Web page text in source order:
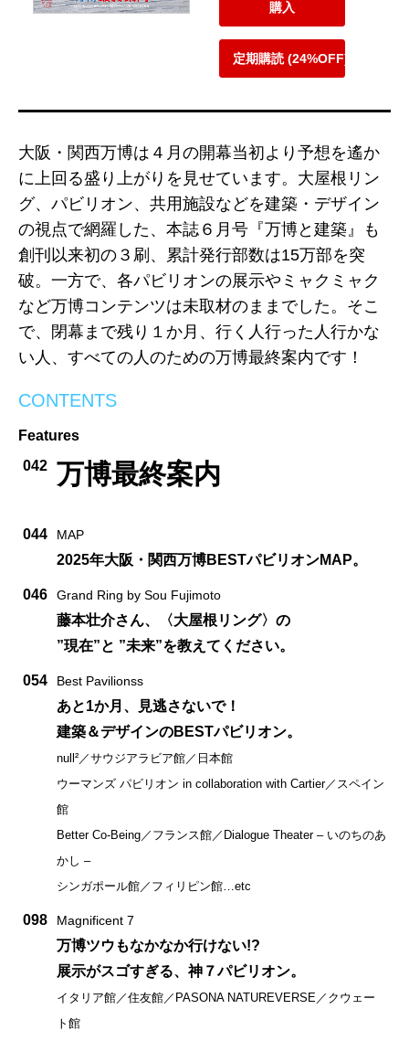
購入
定期購読 (24%OFF)
大阪・関西万博は４月の開幕当初より予想を遙か
に上回る盛り上がりを見せています。大屋根リン
グ、パビリオン、共用施設などを建築・デザイン
の視点で網羅した、本誌６月号『万博と建築』も
創刊以来初の３刷、累計発行部数は15万部を突
破。一方で、各パビリオンの展示やミャクミャク
など万博コンテンツは未取材のままでした。そこ
で、閉幕まで残り１か月、行く人行った人行かな
い人、すべての人のための万博最終案内です！
CONTENTS
Features
042 万博最終案内
044 MAP
2025年大阪・関西万博BESTパビリオンMAP。
046 Grand Ring by Sou Fujimoto
藤本壮介さん、〈大屋根リング〉の
”現在”と ”未来”を教えてください。
054 Best Pavilionss
あと1か月、見逃さないで！
建築＆デザインのBESTパビリオン。
null²／サウジアラビア館／日本館
ウーマンズ パビリオン in collaboration with Cartier／スペイン
館
Better Co-Being／フランス館／Dialogue Theater – いのちのあ
かし –
シンガポール館／フィリピン館…etc
098 Magnificent 7
万博ツウもなかなか行けない!?
展示がスゴすぎる、神７パビリオン。
イタリア館／住友館／PASONA NATUREVERSE／クウェー
ト館